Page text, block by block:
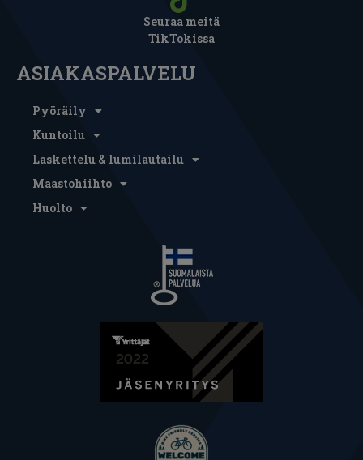
Seuraa meitä
TikTokissa
ASIAKASPALVELU
Pyöräily
Kuntoilu
Laskettelu & lumilautailu
Maastohiihto
Huolto